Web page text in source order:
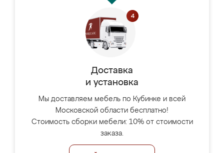
Доставка
и установка
Мы доставляем мебель по Кубинке и всей
Московской области бесплатно!
Стоимость сборки мебели: 10% от стоимости
заказа.